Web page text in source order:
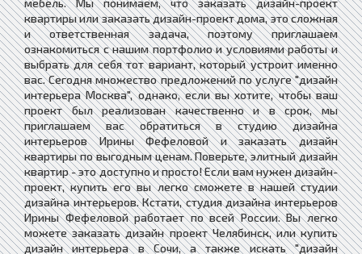
мебель. Мы понимаем, что заказать дизайн-проект
квартиры или заказать дизайн-проект дома, это сложная
и ответственная задача, поэтому приглашаем
ознакомиться с нашим портфолио и условиями работы и
выбрать для себя тот вариант, который устроит именно
вас. Сегодня множество предложений по услуге "дизайн
интерьера Москва", однако, если вы хотите, чтобы ваш
проект был реализован качественно и в срок, мы
приглашаем вас обратиться в студию дизайна
интерьеров Ирины Фефеловой и заказать дизайн
квартиры по выгодным ценам. Поверьте, элитный дизайн
квартир - это доступно и просто! Если вам нужен дизайн-
проект, купить его вы легко сможете в нашей студии
дизайна интерьеров. Кстати, студия дизайна интерьеров
Ирины Фефеловой работает по всей России. Вы легко
можете заказать дизайн проект Челябинск, или купить
дизайн интерьера в Сочи, а также искать "дизайн